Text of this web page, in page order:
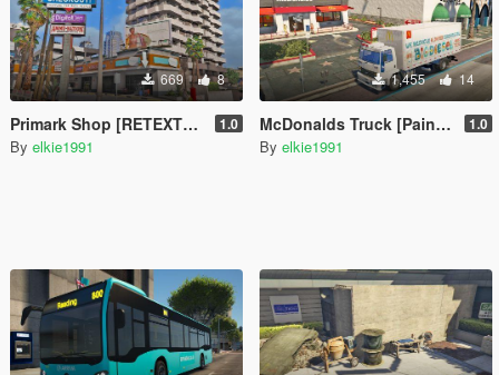
669 8
Primark Shop [RETEXTURE] 1.0
By elkie1991
1,455 14
McDonalds Truck [Paint Job] 1.0
By elkie1991